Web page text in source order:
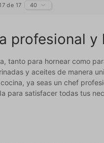
de 17 40
profesional y
tanto para hornear como
y aceites de manera
ya seas un chef
para satisfacer todas tus